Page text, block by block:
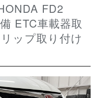
FD2
ETC車載器取
ップ取り付け